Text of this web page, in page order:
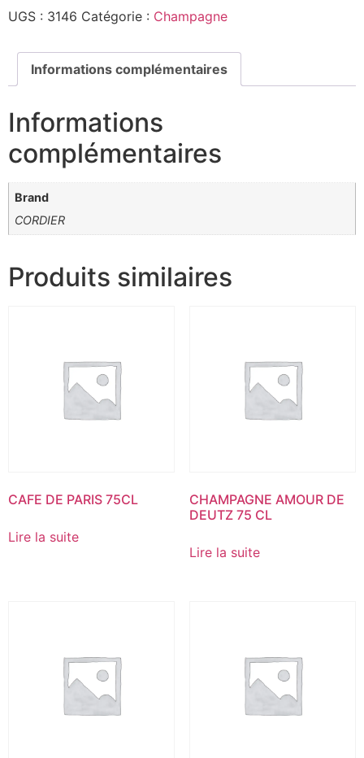
UGS : 3146 Catégorie : Champagne
Informations complémentaires
Informations
complémentaires
Brand
CORDIER
Produits similaires
CAFE DE PARIS 75CL
Lire la suite
CHAMPAGNE AMOUR DE
DEUTZ 75 CL
Lire la suite